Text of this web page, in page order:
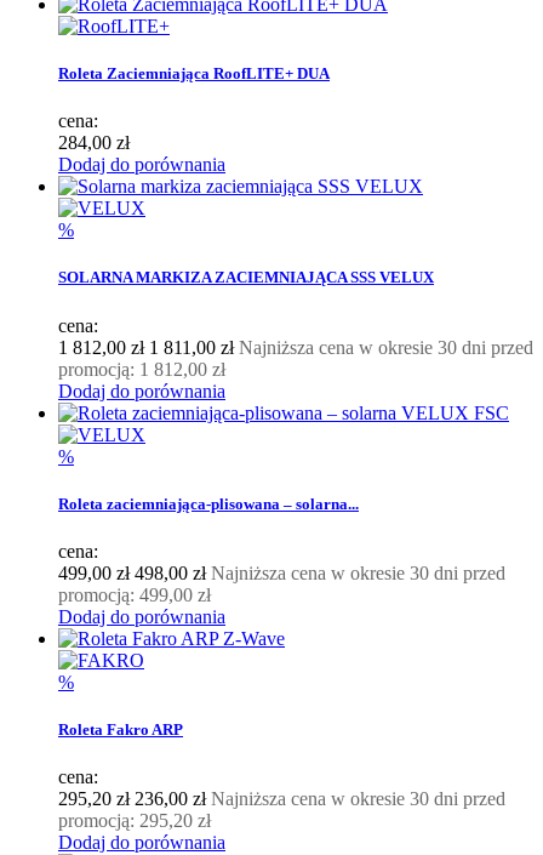
Roleta Zaciemniająca RoofLITE+ DUA
cena:
284,00 zł
Dodaj do porównania
%
SOLARNA MARKIZA ZACIEMNIAJĄCA SSS VELUX
cena:
1 812,00 zł 1 811,00 złNajniższa cena w okresie 30 dni przed
promocją: 1 812,00 zł
Dodaj do porównania
%
Roleta zaciemniająca-plisowana – solarna...
cena:
499,00 zł498,00 złNajniższa cena w okresie 30 dni przed
promocją: 499,00 zł
Dodaj do porównania
%
Roleta Fakro ARP
cena:
295,20 zł 236,00 złNajniższa cena w okresie 30 dni przed
promocją: 295,20 zł
Dodaj do porównania